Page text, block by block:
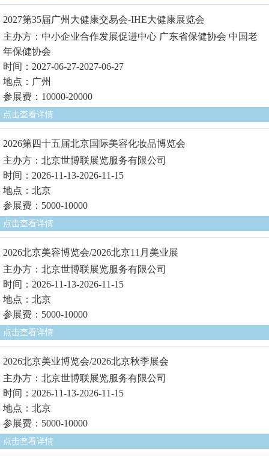
2027第35届广州大健康交易会-IHE大健康展览会
主办方：中小企业合作发展促进中心 广东省保健协会 中国老
年保健协会
时间：2027-06-27-2027-06-27
地点：广州
参展费：10000-20000
点击查看详情
2026第四十五届北京国际美容化妆品博览会
主办方：北京世博联展览服务有限公司
时间：2026-11-13-2026-11-15
地点：北京
参展费：5000-10000
点击查看详情
2026北京美容博览会/2026北京11月美业展
主办方：北京世博联展览服务有限公司
时间：2026-11-13-2026-11-15
地点：北京
参展费：5000-10000
点击查看详情
2026北京美业博览会/2026北京秋季展会
主办方：北京世博联展览服务有限公司
时间：2026-11-13-2026-11-15
地点：北京
参展费：5000-10000
点击查看详情